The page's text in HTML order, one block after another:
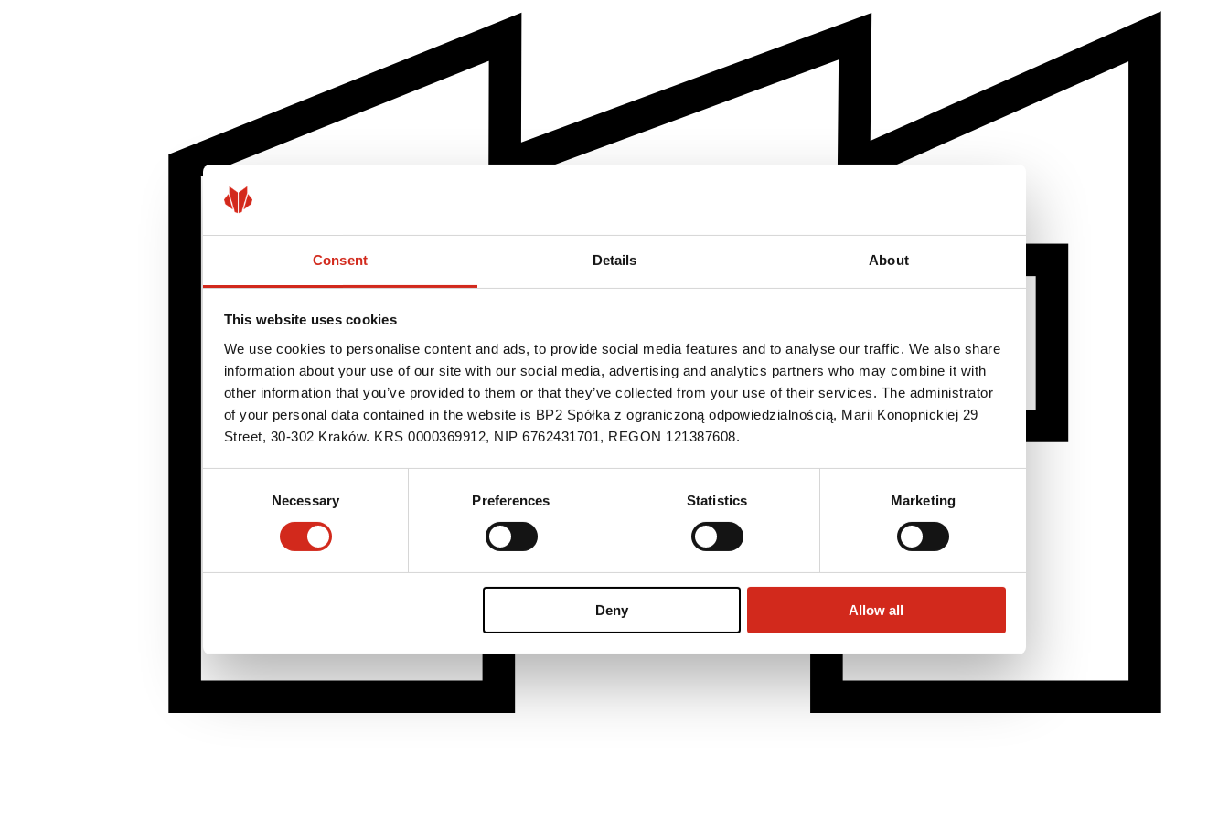
Consent Details About
This website uses cookies
We use cookies to personalise content and ads, to provide social media features and to analyse our traffic. We also share
information about your use of our site with our social media, advertising and analytics partners who may combine it with
other information that you’ve provided to them or that they’ve collected from your use of their services. The administrator
of your personal data contained in the website is BP2 Spółka z ograniczoną odpowiedzialnością, Marii Konopnickiej 29
Street, 30-302 Kraków. KRS 0000369912, NIP 6762431701, REGON 121387608.
Necessary Preferences Statistics Marketing
Deny Allow all